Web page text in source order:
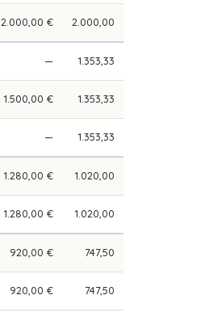
2.000,00 € 2.000,00
— 1.353,33
1.500,00 € 1.353,33
— 1.353,33
1.280,00 € 1.020,00
1.280,00 € 1.020,00
920,00 € 747,50
920,00 € 747,50